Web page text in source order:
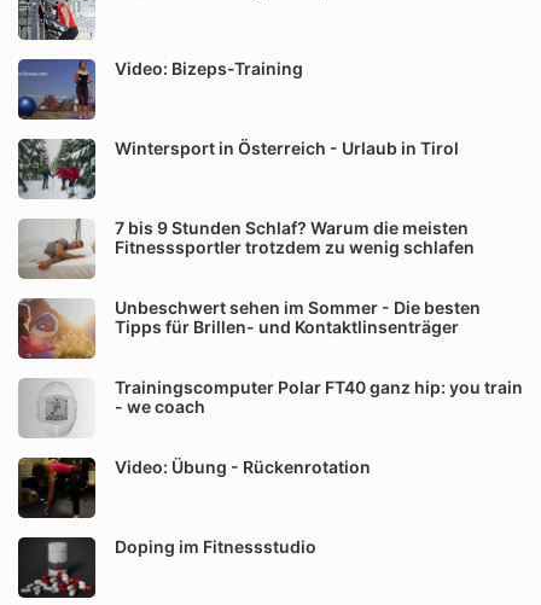
Video: Bizeps-Training
Wintersport in Österreich - Urlaub in Tirol
7 bis 9 Stunden Schlaf? Warum die meisten
Fitnesssportler trotzdem zu wenig schlafen
Unbeschwert sehen im Sommer - Die besten
Tipps für Brillen- und Kontaktlinsenträger
Trainingscomputer Polar FT40 ganz hip: you train
- we coach
Video: Übung - Rückenrotation
Doping im Fitnessstudio